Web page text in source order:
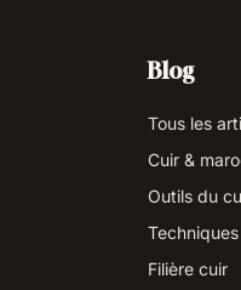
Blog
Tous les
Cuir &
Outils du
Filière cuir